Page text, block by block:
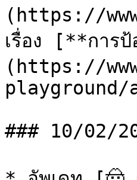
(https://
เรื่อง [**การ
(https://
### 10/02/